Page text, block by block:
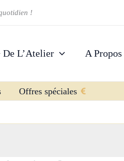
!
De L’Atelier A Propos
Offres spéciales